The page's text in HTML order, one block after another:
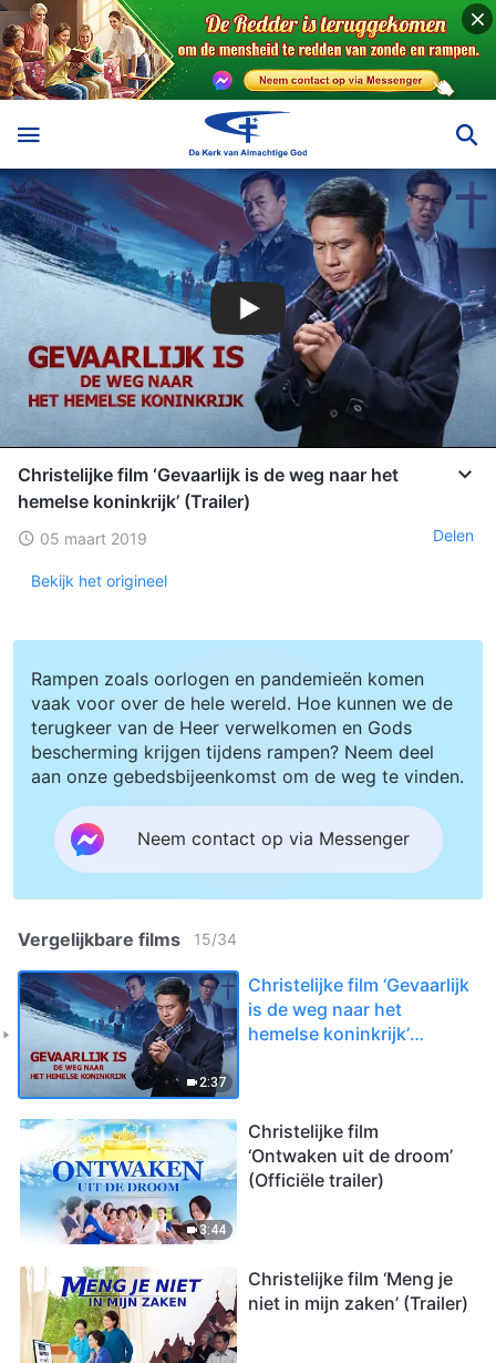
Christelijke film ‘Gevaarlijk is de weg naar het
hemelse koninkrijk’ (Trailer)
05 maart 2019 Delen
Bekijk het origineel
Rampen zoals oorlogen en pandemieën komen
vaak voor over de hele wereld. Hoe kunnen we de
terugkeer van de Heer verwelkomen en Gods
bescherming krijgen tijdens rampen? Neem deel
aan onze gebedsbijeenkomst om de weg te vinden.
Neem contact op via Messenger
Vergelijkbare films 15/34
2:37
Christelijke film ‘Gevaarlijk
is de weg naar het
hemelse koninkrijk’
3:44
Christelijke film
‘Ontwaken uit de droom’
(Officiële trailer)
Christelijke film ‘Meng je
niet in mijn zaken’ (Trailer)